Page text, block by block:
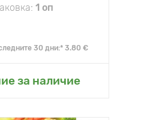
1 оп
30 дни:* 3.80 €
за наличие